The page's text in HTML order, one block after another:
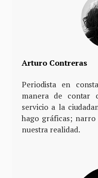
Arturo Contreras
Periodista en
manera de contar
servicio a la
hago gráficas;
nuestra realidad.